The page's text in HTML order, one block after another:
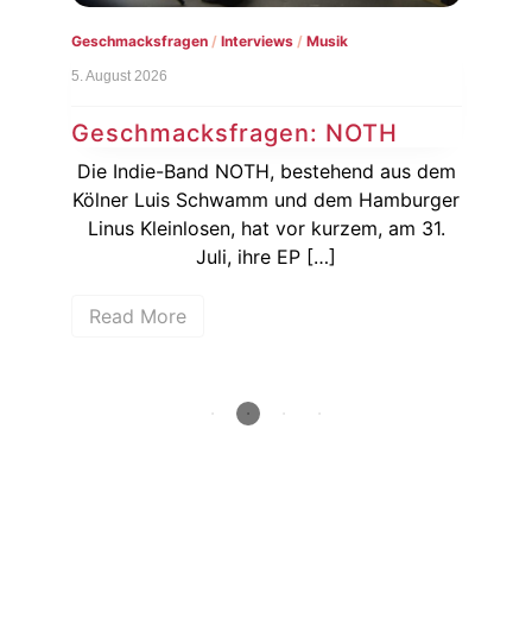
Geschmacksfragen/ Interviews/ Musik
5. August 2026
Geschmacksfragen: NOTH
Die Indie-Band NOTH, bestehend aus dem
Kölner Luis Schwamm und dem Hamburger
Linus Kleinlosen, hat vor kurzem, am 31.
Juli, ihre EP […]
Read More